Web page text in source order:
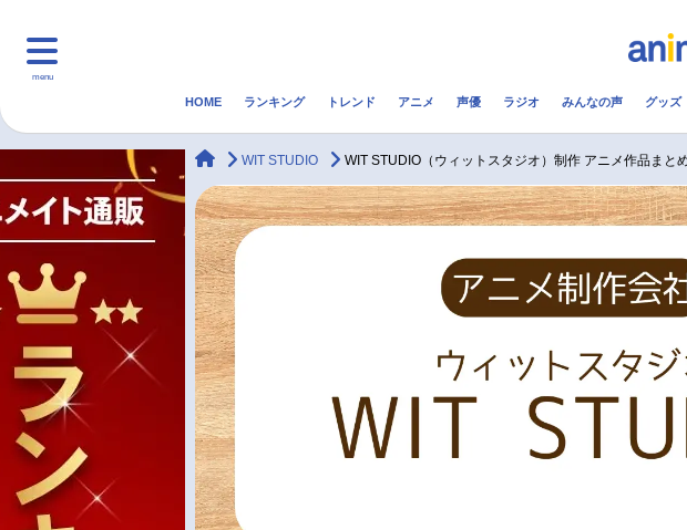
menu
マンガ・ラノベ ゲーム・アプリ 音楽 コスプレ
最新記事一覧
アニメ記事一覧
声優記事一覧
アニメ映画
実写化映画
男性声優/女
HOME ランキング トレンド アニメ 声優 ラジオ みんなの声 グッズ
animateTimes
WIT STUDIO WIT STUDIO（ウィットスタジオ）制作 アニメ作品まと